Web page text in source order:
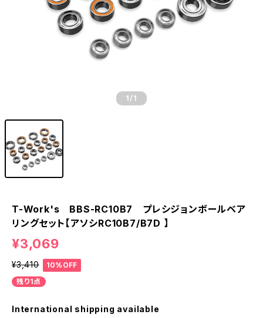
1 /1
T-Work's BBS-RC10B7 プレシジョンボールベア
リングセット【アソシRC10B7/B7D 】
¥3,069
¥3,410
10%OFF
残り1点
International shipping available